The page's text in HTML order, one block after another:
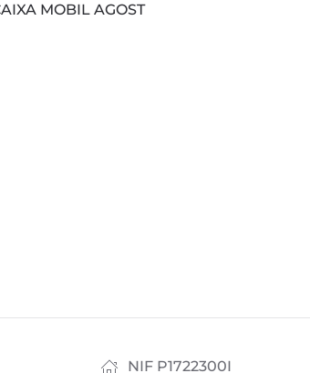
MOBIL AGOST
NIF P1722300I